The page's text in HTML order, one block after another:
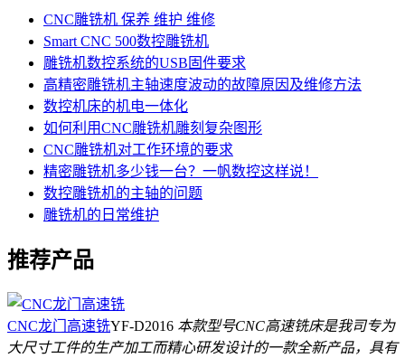
CNC雕铣机 保养 维护 维修
Smart CNC 500数控雕铣机
雕铣机数控系统的USB固件要求
高精密雕铣机主轴速度波动的故障原因及维修方法
数控机床的机电一体化
如何利用CNC雕铣机雕刻复杂图形
CNC雕铣机对工作环境的要求
精密雕铣机多少钱一台？一帆数控这样说！
数控雕铣机的主轴的问题
雕铣机的日常维护
推荐产品
CNC龙门高速铣YF-D2016 本款型号CNC高速铣床是我司专为
大尺寸工件的生产加工而精心研发设计的一款全新产品，具有